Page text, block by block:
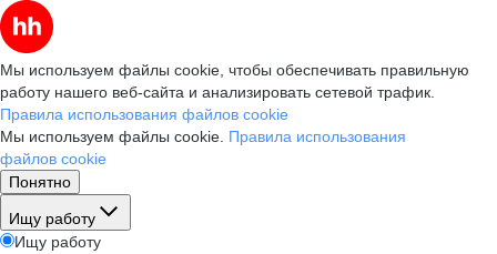
Мы используем файлы cookie, чтобы обеспечивать правильную
работу нашего веб-сайта и анализировать сетевой трафик.
Правила использования файлов cookie
Мы используем файлы cookie. Правила использования
файлов cookie
Понятно
Ищу работу
Ищу работу